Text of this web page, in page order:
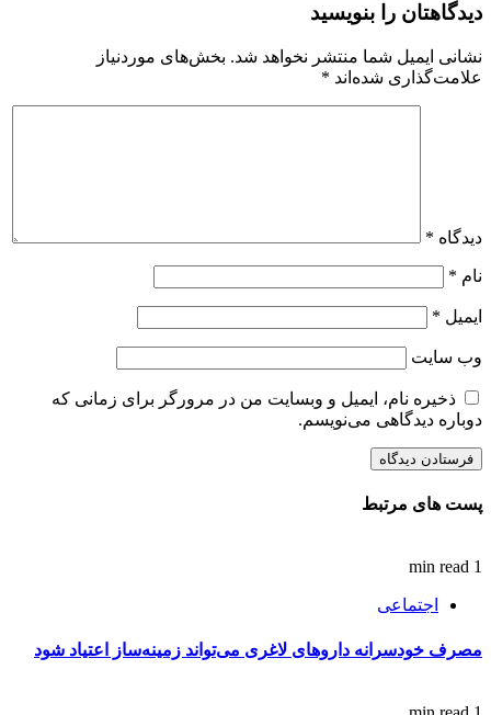
دیدگاهتان را بنویسید
نشانی ایمیل شما منتشر نخواهد شد. بخش‌های موردنیاز
علامت‌گذاری شده‌اند *
دیدگاه *
نام *
ایمیل *
وب‌ سایت
ذخیره نام، ایمیل و وبسایت من در مرورگر برای زمانی که
دوباره دیدگاهی می‌نویسم.
پست های مرتبط
1 min read
اجتماعی
مصرف خودسرانه داروهای لاغری می‌تواند زمینه‌ساز اعتیاد شود